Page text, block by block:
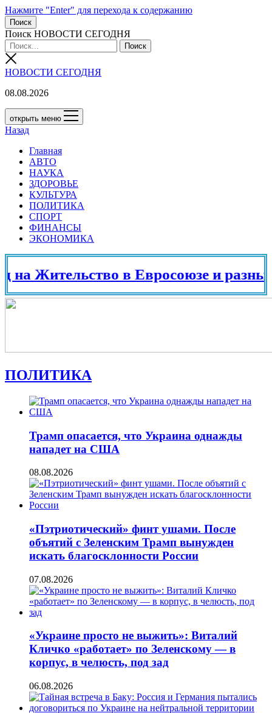
Нажмите "Enter" для перехода к содержанию
Поиск
Поиск НОВОСТИ СЕГОДНЯ
НОВОСТИ СЕГОДНЯ
08.08.2026
открыть меню
Назад
Главная
АВТО
НАУКА
ЗДОРОВЬЕ
КУЛЬТУРА
ПОЛИТИКА
СПОРТ
ФИНАНСЫ
ЭКОНОМИКА
в Евросоюзе и разных
ПОЛИТИКА
Трамп опасается, что Украина однажды
нападет на США
08.08.2026
«Пэтриотический» финт ушами. После
объятий с Зеленским Трамп вынужден
искать благосклонности России
07.08.2026
«Украине просто не выжить»: Виталий
Кличко «работает» по Зеленскому — в
корпус, в челюсть, под зад
06.08.2026